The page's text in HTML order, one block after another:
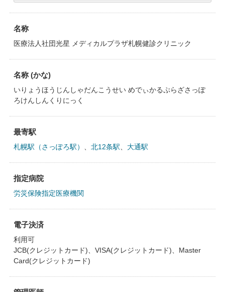
名称
医療法人社団光星 メディカルプラザ札幌健診クリニック
名称 (かな)
いりょうほうじんしゃだんこうせい めでぃかるぷらざさっぽ
ろけんしんくりにっく
最寄駅
札幌駅（さっぽろ駅） 北12条駅 大通駅
指定病院
労災保険指定医療機関
電子決済
利用可
JCB(クレジットカード)、VISA(クレジットカード)、Master
Card(クレジットカード)